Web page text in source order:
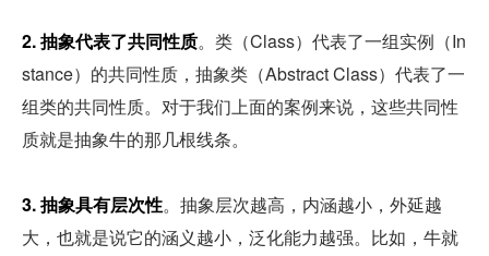
2. 抽象代表了共同性质。类（Class）代表了一组实例（In
stance）的共同性质，抽象类（Abstract Class）代表了一
组类的共同性质。对于我们上面的案例来说，这些共同性
质就是抽象牛的那几根线条。
3. 抽象具有层次性。抽象层次越高，内涵越小，外延越
大，也就是说它的涵义越小，泛化能力越强。比如，牛就